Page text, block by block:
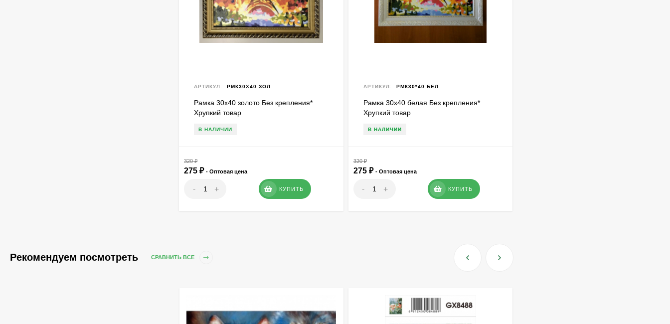
АРТИКУЛ: РМК30Х40 ЗОЛ
Рамка 30х40 золото Без крепления*
Хрупкий товар
В НАЛИЧИИ
320₽
275₽ - Оптовая цена
- + КУПИТЬ
АРТИКУЛ: РМК30*40 БЕЛ
Рамка 30х40 белая Без крепления*
Хрупкий товар
В НАЛИЧИИ
320₽
275 ₽ - Оптовая цена
- + КУПИТЬ
Рекомендуем посмотреть СРАВНИТЬ ВСЕ